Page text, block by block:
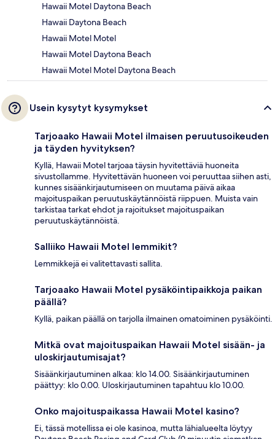
Hawaii Motel Daytona Beach
Hawaii Daytona Beach
Hawaii Motel Motel
Hawaii Motel Daytona Beach
Hawaii Motel Motel Daytona Beach
Usein kysytyt kysymykset
Tarjoaako Hawaii Motel ilmaisen peruutusoikeuden
ja täyden hyvityksen?
Kyllä, Hawaii Motel tarjoaa täysin hyvitettäviä huoneita
sivustollamme. Hyvitettävän huoneen voi peruuttaa siihen asti,
kunnes sisäänkirjautumiseen on muutama päivä aikaa
majoituspaikan peruutuskäytännöistä riippuen. Muista vain
tarkistaa tarkat ehdot ja rajoitukset majoituspaikan
peruutuskäytännöistä.
Salliiko Hawaii Motel lemmikit?
Lemmikkejä ei valitettavasti sallita.
Tarjoaako Hawaii Motel pysäköintipaikkoja paikan
päällä?
Kyllä, paikan päällä on tarjolla ilmainen omatoiminen pysäköinti.
Mitkä ovat majoituspaikan Hawaii Motel sisään- ja
uloskirjautumisajat?
Sisäänkirjautuminen alkaa: klo 14.00. Sisäänkirjautuminen
päättyy: klo 0.00. Uloskirjautuminen tapahtuu klo 10.00.
Onko majoituspaikassa Hawaii Motel kasino?
Ei, tässä motellissa ei ole kasinoa, mutta lähialueelta löytyy